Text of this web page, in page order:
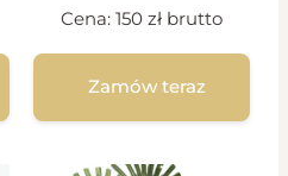
Cena: 150 zł brutto
Zamów teraz